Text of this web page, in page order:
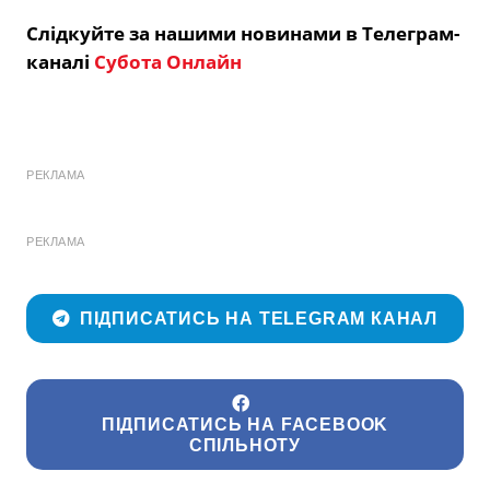
Слідкуйте за нашими новинами в Телеграм-
каналі Субота Онлайн
РЕКЛАМА
РЕКЛАМА
ПІДПИСАТИСЬ НА TELEGRAM КАНАЛ
ПІДПИСАТИСЬ НА FACEBOOK
СПІЛЬНОТУ